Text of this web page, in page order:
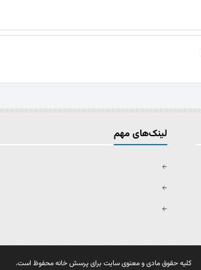
لینک‌های مهم
کلیه حقوق مادی و معنوی سایت برای پرسش خانه محفوظ است.